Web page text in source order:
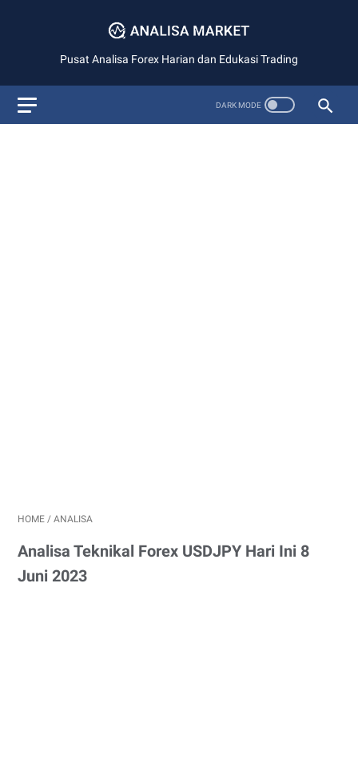
Pusat Analisa Forex Harian dan Edukasi Trading
HOME / ANALISA
Analisa Teknikal Forex USDJPY Hari Ini 8
Juni 2023